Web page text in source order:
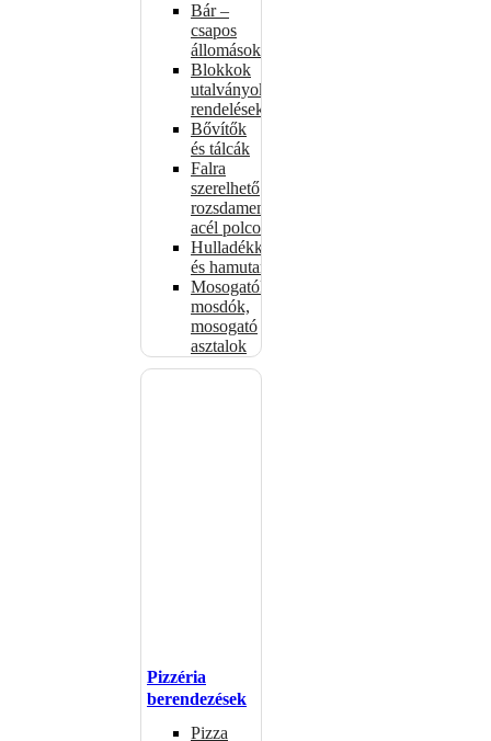
Bár –
csapos
állomások
Blokkok
utalványokhoz,
rendelésekhez
Bővítők
és tálcák
Falra
szerelhető
rozsdamentes
acél polcok
Hulladékkosarak
és hamutartók
Mosogatók,
mosdók,
mosogató
asztalok
Pizzéria
berendezések
Pizza